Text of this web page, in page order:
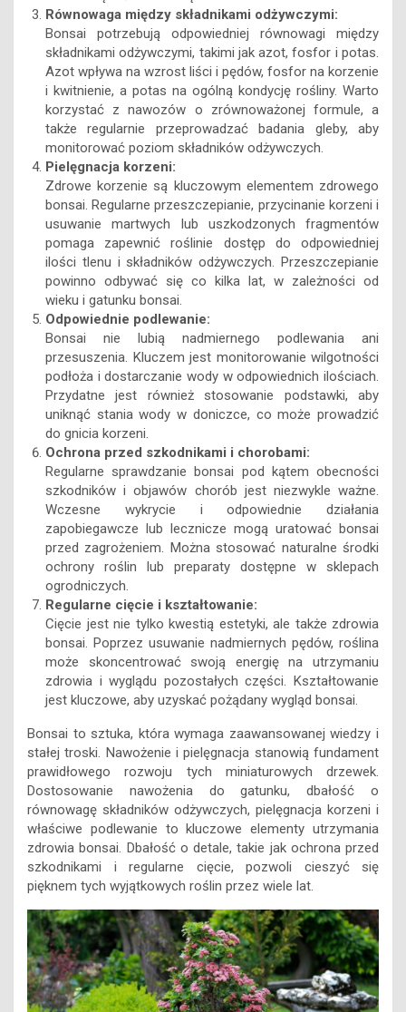
Równowaga między składnikami odżywczymi:
Bonsai potrzebują odpowiedniej równowagi między
składnikami odżywczymi, takimi jak azot, fosfor i potas.
Azot wpływa na wzrost liści i pędów, fosfor na korzenie
i kwitnienie, a potas na ogólną kondycję rośliny. Warto
korzystać z nawozów o zrównoważonej formule, a
także regularnie przeprowadzać badania gleby, aby
monitorować poziom składników odżywczych.
Pielęgnacja korzeni:
Zdrowe korzenie są kluczowym elementem zdrowego
bonsai. Regularne przeszczepianie, przycinanie korzeni i
usuwanie martwych lub uszkodzonych fragmentów
pomaga zapewnić roślinie dostęp do odpowiedniej
ilości tlenu i składników odżywczych. Przeszczepianie
powinno odbywać się co kilka lat, w zależności od
wieku i gatunku bonsai.
Odpowiednie podlewanie:
Bonsai nie lubią nadmiernego podlewania ani
przesuszenia. Kluczem jest monitorowanie wilgotności
podłoża i dostarczanie wody w odpowiednich ilościach.
Przydatne jest również stosowanie podstawki, aby
uniknąć stania wody w doniczce, co może prowadzić
do gnicia korzeni.
Ochrona przed szkodnikami i chorobami:
Regularne sprawdzanie bonsai pod kątem obecności
szkodników i objawów chorób jest niezwykle ważne.
Wczesne wykrycie i odpowiednie działania
zapobiegawcze lub lecznicze mogą uratować bonsai
przed zagrożeniem. Można stosować naturalne środki
ochrony roślin lub preparaty dostępne w sklepach
ogrodniczych.
Regularne cięcie i kształtowanie:
Cięcie jest nie tylko kwestią estetyki, ale także zdrowia
bonsai. Poprzez usuwanie nadmiernych pędów, roślina
może skoncentrować swoją energię na utrzymaniu
zdrowia i wyglądu pozostałych części. Kształtowanie
jest kluczowe, aby uzyskać pożądany wygląd bonsai.
Bonsai to sztuka, która wymaga zaawansowanej wiedzy i
stałej troski. Nawożenie i pielęgnacja stanowią fundament
prawidłowego rozwoju tych miniaturowych drzewek.
Dostosowanie nawożenia do gatunku, dbałość o
równowagę składników odżywczych, pielęgnacja korzeni i
właściwe podlewanie to kluczowe elementy utrzymania
zdrowia bonsai. Dbałość o detale, takie jak ochrona przed
szkodnikami i regularne cięcie, pozwoli cieszyć się
pięknem tych wyjątkowych roślin przez wiele lat.